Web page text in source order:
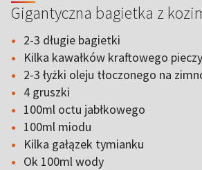
Gigantyczna bagietka z
2-3 długie bagietki
Kilka kawałków kraftowego
2-3 łyżki oleju tłoczonego na
4 gruszki
100ml octu jabłkowego
100ml miodu
Kilka gałązek tymianku
Ok 100ml wody